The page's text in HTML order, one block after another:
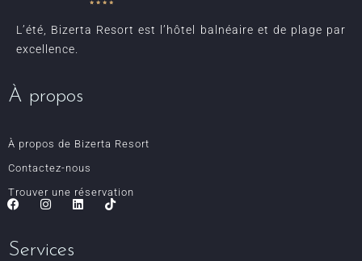
L’été, Bizerta Resort est l’hôtel balnéaire et de plage par
excellence.
À propos
À propos de Bizerta Resort
Contactez-nous
Trouver une réservation
Services